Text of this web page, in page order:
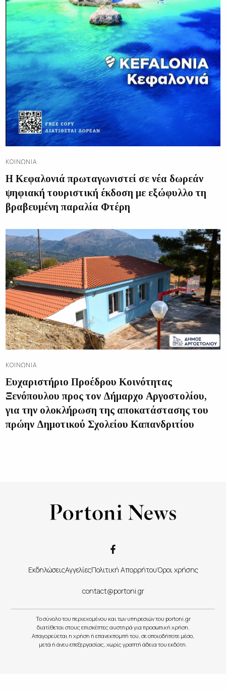
ΚΟΙΝΩΝΊΑ
Η Κεφαλονιά πρωταγωνιστεί σε νέα δωρεάν
ψηφιακή τουριστική έκδοση με εξώφυλλο τη
βραβευμένη παραλία Φτέρη
ΚΟΙΝΩΝΊΑ
Ευχαριστήριο Προέδρου Κοινότητας
Ξενόπουλου προς τον Δήμαρχο Αργοστολίου,
για την ολοκλήρωση της αποκατάστασης του
πρώην Δημοτικού Σχολείου Καπανδριτίου
ΕκδηλώσειςΑγγελίεςΠολιτική ΑπορρήτουΌροι χρήσης
contact@portoni.gr
Το σύνολο του περιεχομένου και των υπηρεσιών του portoni.gr
διατίθεται στους επισκέπτες αυστηρά για προσωπική χρήση.
Απαγορεύεται η χρήση ή επανεκπομπή του, σε οποιοδήποτε μέσο,
μετά ή άνευ επεξεργασίας, χωρίς γραπτή άδεια του εκδότη.